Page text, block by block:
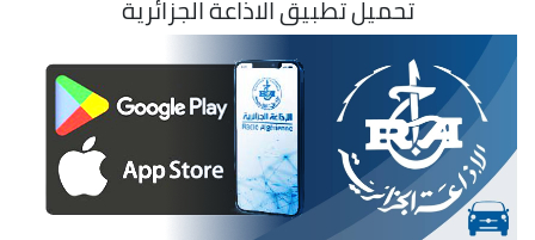
تحميل تطبيق الاذاعة الجزائرية